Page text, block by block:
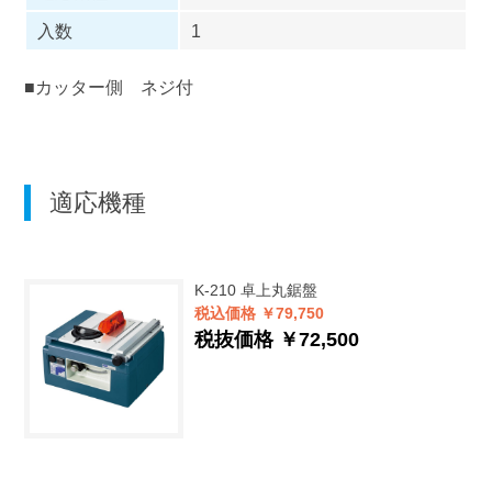
入数
1
■カッター側 ネジ付
適応機種
K-210 卓上丸鋸盤
税込価格 ￥79,750
税抜価格 ￥72,500